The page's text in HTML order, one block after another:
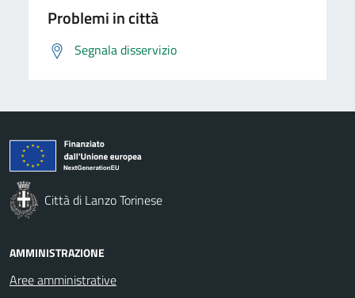
Problemi in città
Segnala disservizio
Città di Lanzo Torinese
AMMINISTRAZIONE
Aree amministrative